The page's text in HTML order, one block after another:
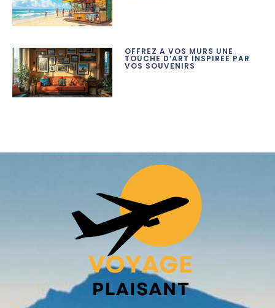
OFFREZ A VOS MURS UNE
TOUCHE D’ART INSPIREE PAR
VOS SOUVENIRS